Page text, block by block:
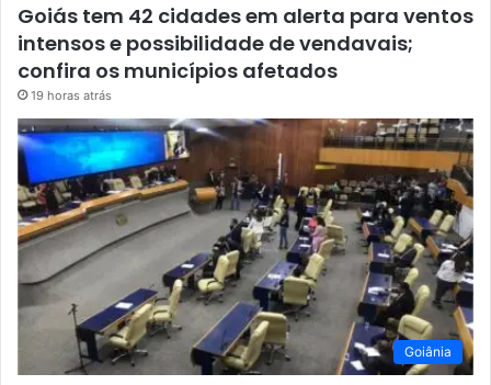
Goiás tem 42 cidades em alerta para ventos
intensos e possibilidade de vendavais;
confira os municípios afetados
19 horas atrás
Goiânia